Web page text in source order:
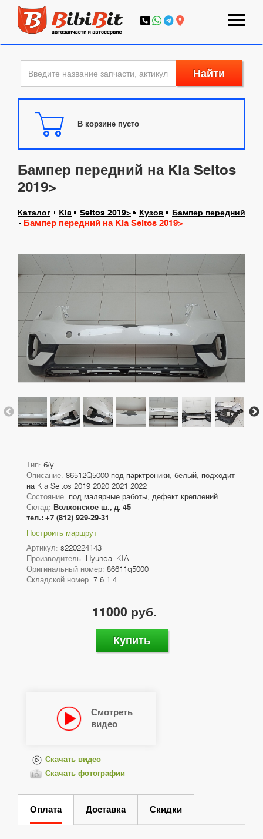
Найти
В корзине пусто
Бампер передний на Kia Seltos
2019>
Каталог Kia Seltos 2019> Кузов Бампер передний
Бампер передний на Kia Seltos 2019>
Тип: б/у
Описание: 86512Q5000 под парктроники, белый, подходит
на Kia Seltos 2019 2020 2021 2022
Состояние: под малярные работы, дефект креплений
Склад: Волхонское ш., д. 45
тел.: +7 (812) 929-29-31
Построить маршрут
Артикул: s220224143
Производитель: Hyundai-KIA
Оригинальный номер: 86611q5000
Складской номер: 7.6.1.4
11000 руб.
Купить
Смотреть
видео
Скачать видео
Скачать фотографии
Оплата Доставка Скидки